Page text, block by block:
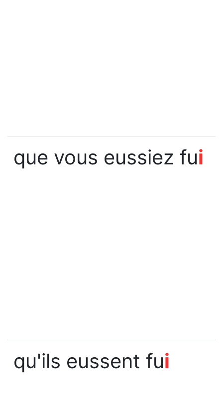
que vous eussiez fui
qu'ils eussent fui